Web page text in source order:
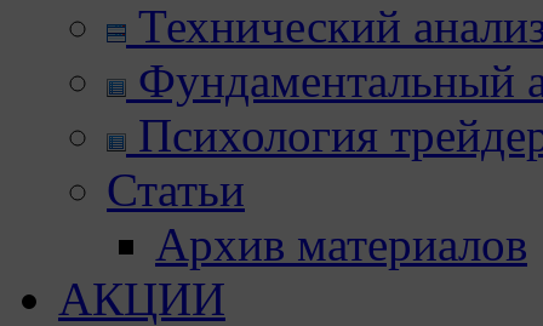
Технический
Фундаментальный
Психология
Статьи
Архив материалов
АКЦИИ